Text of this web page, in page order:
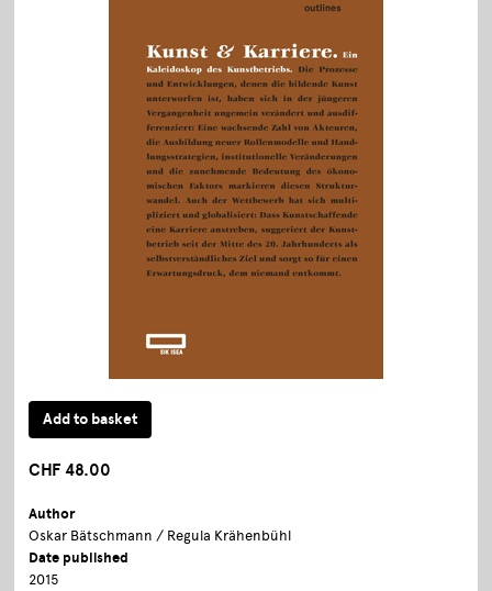
CHF 48.00
Author
Oskar Bätschmann / Regula Krähenbühl
Date published
2015